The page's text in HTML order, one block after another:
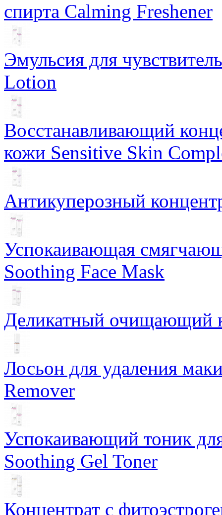
спирта Calming Freshener
Эмульсия для
Lotion
Восстанавливающий
кожи Sensitive Skin
Антикуперозный
Успокаивающая
Soothing Face Mask
Деликатный очищающий
Лосьон для удаления
Remover
Успокаивающий тоник
Soothing Gel Toner
Концентрат с